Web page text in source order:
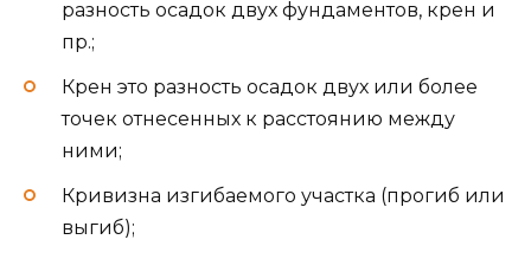
разность осадок двух фундаментов, крен и
пр.;
Крен это разность осадок двух или более
точек отнесенных к расстоянию между
ними;
Кривизна изгибаемого участка (прогиб или
выгиб);